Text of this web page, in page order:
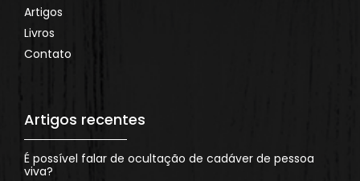
Artigos
Livros
Contato
Artigos recentes
É possível falar de ocultação de cadáver de pessoa
viva?